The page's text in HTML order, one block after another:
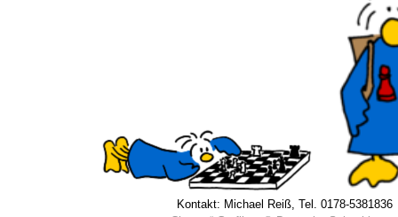
Kontakt: Michael Reiß, Tel. 0178-5381836